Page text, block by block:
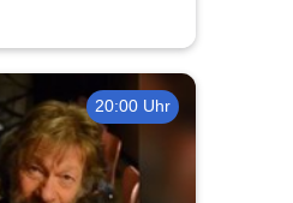
Paveier
20:00 Uhr